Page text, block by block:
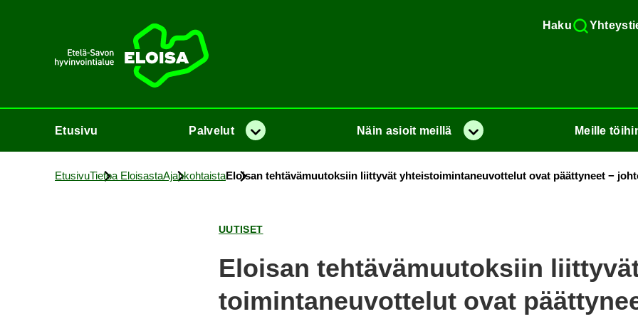
Haku
Etusi­vu
Etusi­vu Pal­ve­lut Va­lik­ko Näin asioit meil­lä Va­lik­ko Meil­le
Etusi­vuTie­toa Eloi­sas­taAjan­koh­tais­taEloi­san teh­tä­vä­muu­tok­siin liit­ty­vät yh­teis­toi­min­ta­neu­vot­te­lut ovat päät­ty­neet −
UU­TI­SET
Eloi­san teh­tä­vä­muu­tok­siin
toi­min­ta­neu­vot­te­lut ovat